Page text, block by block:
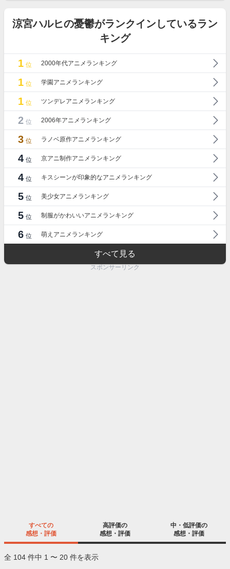
涼宮ハルヒの憂鬱がランクインしているラン
キング
1 位 2000年代アニメランキング
1 位 学園アニメランキング
1 位 ツンデレアニメランキング
2 位 2006年アニメランキング
3 位 ラノベ原作アニメランキング
4 位 京アニ制作アニメランキング
4 位 キスシーンが印象的なアニメランキング
5 位 美少女アニメランキング
5 位 制服がかわいいアニメランキング
6 位 萌えアニメランキング
すべて見る
スポンサーリンク
すべての
感想・評価
高評価の
感想・評価
中・低評価の
感想・評価
全 104 件中 1 〜 20 件を表示